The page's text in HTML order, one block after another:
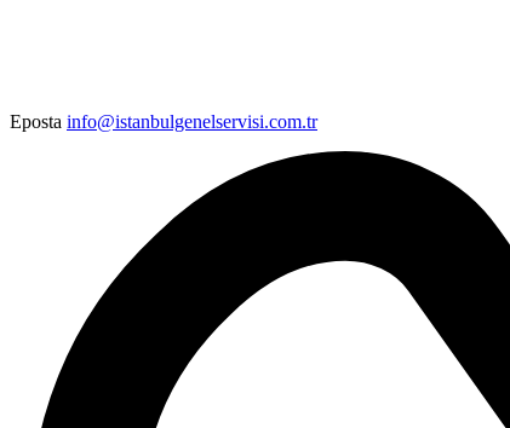
Eposta info@istanbulgenelservisi.com.tr